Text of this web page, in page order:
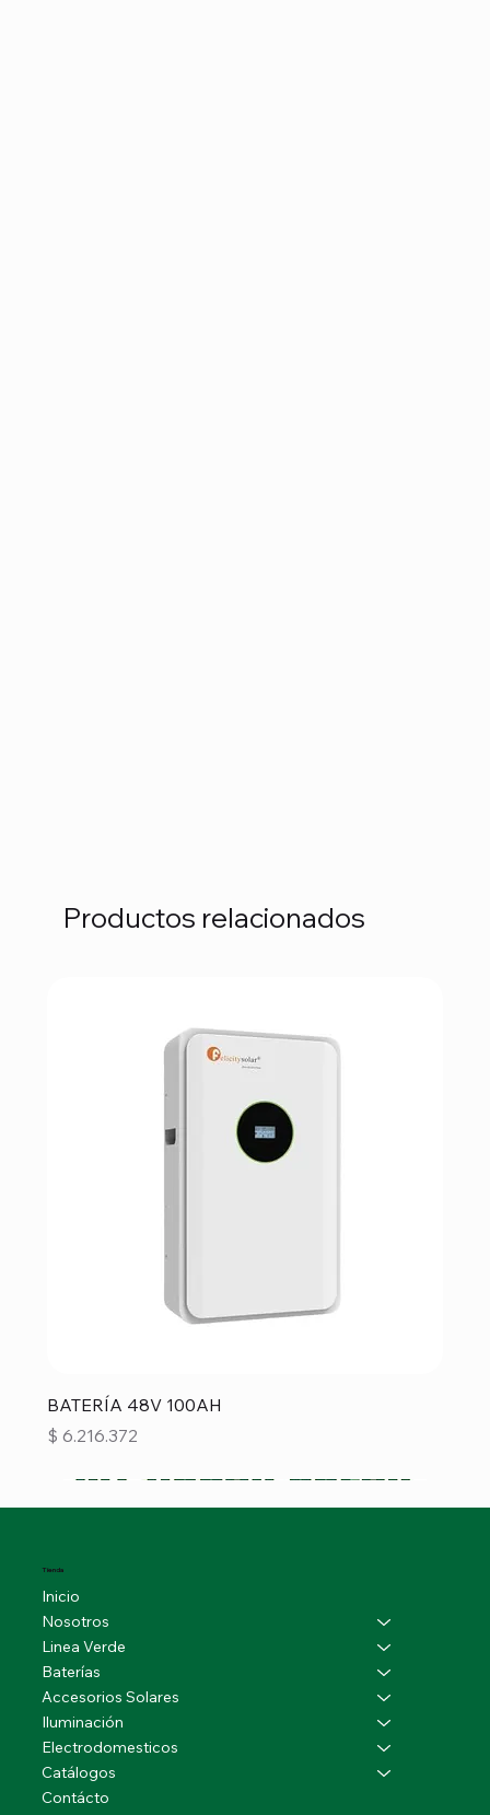
Productos relacionados
BATERÍA 48V 100AH
Precio
$ 6.216.372
Tienda
Inicio
Nosotros
Linea Verde
Baterías
Accesorios Solares
Iluminación
Electrodomesticos
Catálogos
Contácto